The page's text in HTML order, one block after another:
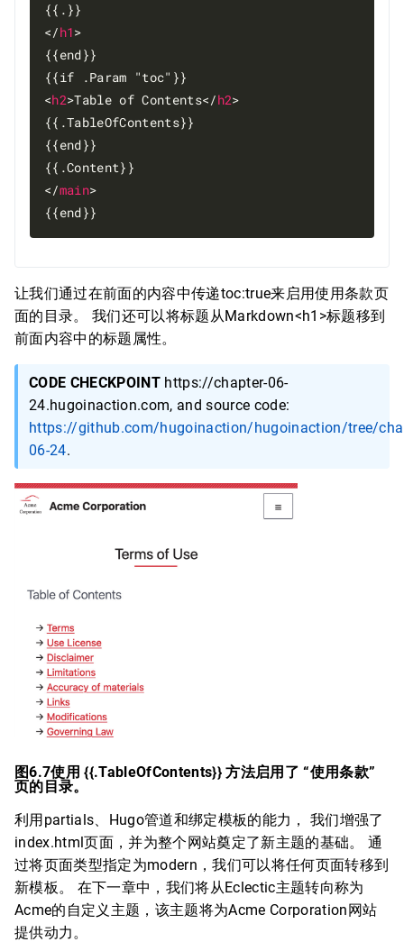
{{.}}
</h1>
{{end}}
{{if .Param "toc"}}
<h2>Table of Contents</h2>
{{.TableOfContents}}
{{end}}
{{.Content}}
</main>
让我们通过在前面的内容中传递toc:true来启用使用条款页
面的目录。 我们还可以将标题从Markdown<h1>标题移到
前面内容中的标题属性。
CODE CHECKPOINThttps://chapter-06-
24.hugoinaction.com, and source code:
https://github.com/hugoinaction/hugoinaction/tree/
06-24.
图6.7使用 {{.TableOfContents}} 方法启用了 “使用条款”
页的目录。
利用partials、Hugo管道和绑定模板的能力， 我们增强了
index.html页面，并为整个网站奠定了新主题的基础。 通
过将页面类型指定为modern，我们可以将任何页面转移到
新模板。 在下一章中，我们将从Eclectic主题转向称为
Acme的自定义主题，该主题将为Acme Corporation网站
提供动力。